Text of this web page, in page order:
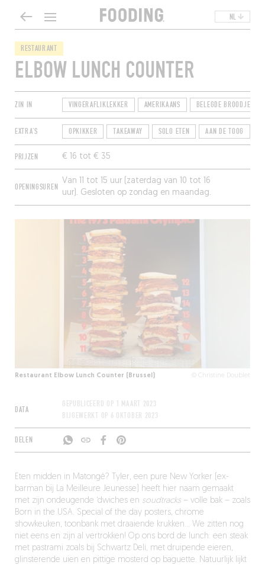
NL
RESTAURANT
ELBOW LUNCH COUNTER
ZIN IN VINGERAFLIKLEKKER AMERIKAANS BELEGDE BROODJES /
EXTRA'S OPKIKKER TAKEAWAY SOLO ETEN AAN DE TOOG
PRIJZEN € 16 tot € 35
OPENINGSUREN
Van 11 tot 15 uur (zaterdag van 10 tot 16
uur). Gesloten op zondag en maandag.
Restaurant Elbow Lunch Counter (Brussel) © Christine Doublet
DATA
GEPUBLICEERD OP
1 MAART 2023
BIJGEWERKT OP 6 OKTOBER 2023
DELEN
Eten midden in Matongé? Tyler, een pure New Yorker (ex-
barman bij La Meilleure Jeunesse) heeft hier naam gemaakt
met zijn ondeugende ‘dwiches en soudtracks– volle bak – zoals
Born in the USA. Special of the day posters, chrome
showkeuken, toonbank met draaiende krukken… We zitten nog
niet eens en zijn al vertrokken! Op ons bord de lunch: een steak
met pastrami zoals bij Schwartz Deli, met druipende eieren,
glinsterende uien en pittige mosterd op baguette. Natuurlijk lijkt